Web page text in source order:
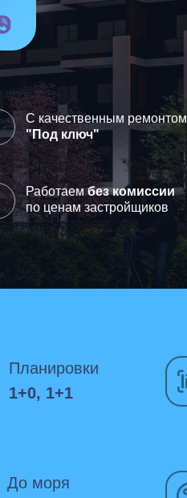
С качественным ремонтом
"Под ключ"
Работаембез комиссии
по ценам застройщиков
Планировки
1+0, 1+1
До моря